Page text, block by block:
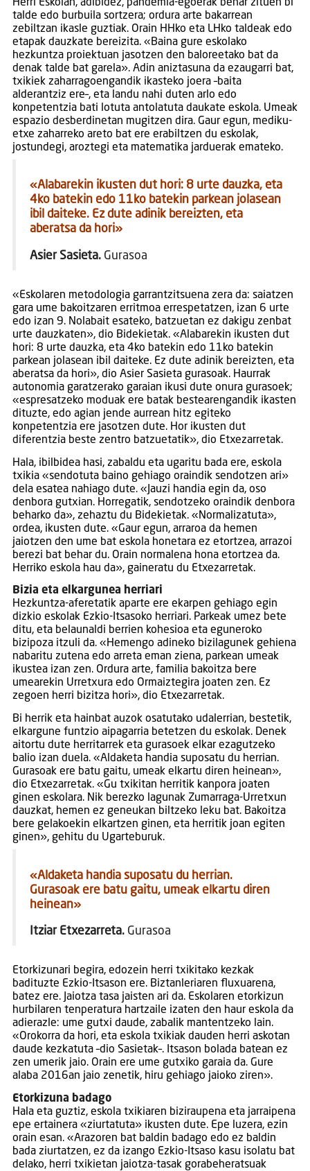
Herri Eskolan, adibidez, pandemia-egoerak behar zituen bi
talde edo burbuila sortzera; ordura arte bakarrean
zebiltzan ikasle guztiak. Orain HHko eta LHko taldeak edo
etapak dauzkate bereizita. «Baina gure eskolako
hezkuntza proiektuan jasotzen den baloreetako bat da
denak talde bat garela». Adin aniztasuna da ezaugarri bat,
txikiek zaharragoengandik ikasteko joera –baita
alderantziz ere–, eta landu nahi duten arlo edo
konpetentzia bati lotuta antolatuta daukate eskola. Umeak
espazio desberdinetan mugitzen dira. Gaur egun, mediku-
etxe zaharreko areto bat ere erabiltzen du eskolak,
jostundegi, aroztegi eta matematika jarduerak emateko.
«Alabarekin ikusten dut hori: 8 urte dauzka, eta
4ko batekin edo 11ko batekin parkean jolasean
ibil daiteke. Ez dute adinik bereizten, eta
aberatsa da hori»
Asier Sasieta.Gurasoa
«Eskolaren metodologia garrantzitsuena zera da: saiatzen
gara ume bakoitzaren erritmoa errespetatzen, izan 6 urte
edo izan 9. Nolabait esateko, batzuetan ez dakigu zenbat
urte dauzkaten», dio Bidekietak. «Alabarekin ikusten dut
hori: 8 urte dauzka, eta 4ko batekin edo 11ko batekin
parkean jolasean ibil daiteke. Ez dute adinik bereizten, eta
aberatsa da hori», dio Asier Sasieta gurasoak. Haurrak
autonomia garatzerako garaian ikusi dute onura gurasoek;
«espresatzeko moduak ere batak bestearengandik ikasten
dituzte, edo agian jende aurrean hitz egiteko
konpetentzia ere jasotzen dute. Hor ikusten dut
diferentzia beste zentro batzuetatik», dio Etxezarretak.
Hala, ibilbidea hasi, zabaldu eta ugaritu bada ere, eskola
txikia «sendotuta baino gehiago oraindik sendotzen ari»
dela esatea nahiago dute. «Jauzi handia egin da, oso
denbora gutxian. Horregatik, sendotzeko oraindik denbora
beharko da», zehaztu du Bidekietak. «Normalizatuta»,
ordea, ikusten dute. «Gaur egun, arraroa da hemen
jaiotzen den ume bat eskola honetara ez etortzea, arrazoi
berezi bat behar du. Orain normalena hona etortzea da.
Herriko eskola hau da», gaineratu du Etxezarretak.
Bizia eta elkargunea herriari
Hezkuntza-aferetatik aparte ere ekarpen gehiago egin
dizkio eskolak Ezkio-Itsasoko herriari. Parkeak umez bete
ditu, eta belaunaldi berrien kohesioa eta eguneroko
bizipoza itzuli da. «Hemengo adineko bizilagunek gehiena
nabaritu zutena edo arreta eman ziena, parkean umeak
ikustea izan zen. Ordura arte, familia bakoitza bere
umearekin Urretxura edo Ormaiztegira joaten zen. Ez
zegoen herri bizitza hori», dio Etxezarretak.
Bi herrik eta hainbat auzok osatutako udalerrian, bestetik,
elkargune funtzio aipagarria betetzen du eskolak. Denek
aitortu dute herritarrek eta gurasoek elkar ezagutzeko
balio izan duela. «Aldaketa handia suposatu du herrian.
Gurasoak ere batu gaitu, umeak elkartu diren heinean»,
dio Etxezarretak. «Gu txikitan herritik kanpora joaten
ginen eskolara. Nik berezko lagunak Zumarraga-Urretxun
dauzkat, hemen ez geneukan biltzeko leku bat. Bakoitza
bere gelakoekin elkartzen ginen, eta herritik joan egiten
ginen», gehitu du Ugarteburuk.
«Aldaketa handia suposatu du herrian.
Gurasoak ere batu gaitu, umeak elkartu diren
heinean»
Itziar Etxezarreta.Gurasoa
Etorkizunari begira, edozein herri txikitako kezkak
badituzte Ezkio-Itsason ere. Biztanleriaren fluxuarena,
batez ere. Jaiotza tasa jaisten ari da. Eskolaren etorkizun
hurbilaren tenperatura hartzaile izaten den haur eskola da
adierazle: ume gutxi daude, zabalik mantentzeko lain.
«Orokorra da hori, eta eskola txikiak dauden herri askotan
daude kezkatuta –dio Sasietak–. Itsason bolada batean ez
zen umerik jaio. Orain ere ume gutxiko garaia da. Gure
alaba 2016an jaio zenetik, hiru gehiago jaioko ziren».
Etorkizuna badago
Hala eta guztiz, eskola txikiaren biziraupena eta jarraipena
epe ertainera «ziurtatuta» ikusten dute. Epe luzera, ezin
orain esan. «Arazoren bat baldin badago edo ez baldin
bada ziurtatzen, ez da izango Ezkio-Itsaso kasu isolatu bat
delako, herri txikietan jaiotza-tasak gorabeheratsuak